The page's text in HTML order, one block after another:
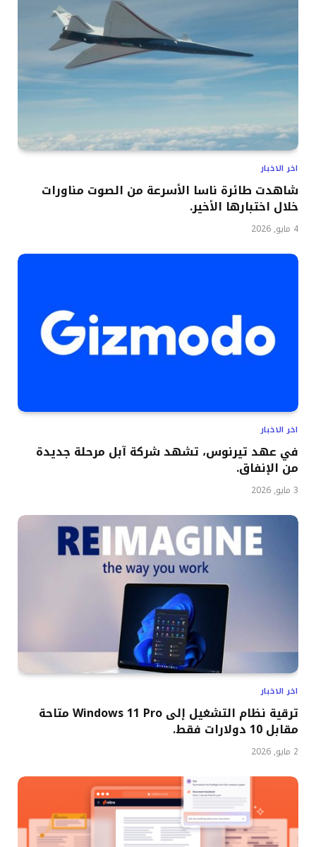
اخر الاخبار
شاهدت طائرة ناسا الأسرعة من الصوت مناورات
خلال اختبارها الأخير.
4 مايو, 2026
اخر الاخبار
في عهد تيرنوس، تشهد شركة آبل مرحلة جديدة
من الإنفاق.
3 مايو, 2026
اخر الاخبار
ترقية نظام التشغيل إلى Windows 11 Pro متاحة
مقابل 10 دولارات فقط.
2 مايو, 2026